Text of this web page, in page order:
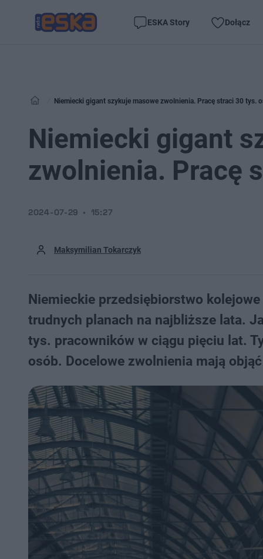
ESKA Story Dołącz
Niemiecki gigant szykuje masowe zwolnienia. Pracę straci 30 tys.
Niemiecki gigant
zwolnienia. Pracę
Maksymilian Tokarczyk
2024-07-29 15:27
Niemieckie przedsiębiorstwo
trudnych planach na najbliższe lata.
tys. pracowników w ciągu pięciu lat.
osób. Docelowe zwolnienia mają